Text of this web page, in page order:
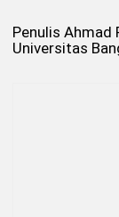
Penulis Ahmad
Universitas